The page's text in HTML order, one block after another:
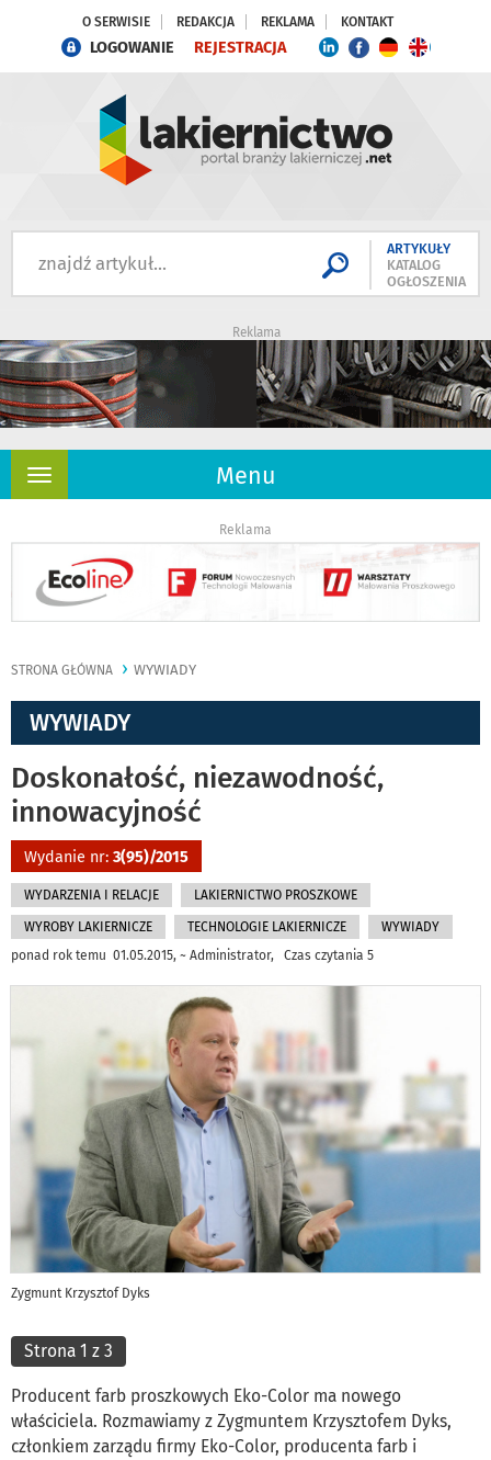
O SERWISIE REDAKCJA REKLAMA KONTAKT
LOGOWANIE REJESTRACJA
ARTYKUŁY
KATALOG
OGŁOSZENIA
Reklama
Menu
Rozwiń
Reklama
STRONA GŁÓWNA WYWIADY
WYWIADY
Doskonałość, niezawodność,
innowacyjność
Wydanie nr: 3(95)/2015
WYDARZENIA I RELACJE LAKIERNICTWO PROSZKOWE
WYROBY LAKIERNICZE TECHNOLOGIE LAKIERNICZE
WYWIADY
ponad rok temu 01.05.2015, ~ Administrator, Czas czytania 5
Zygmunt Krzysztof Dyks
Strona 1 z 3
Producent farb proszkowych Eko-Color ma nowego
właściciela. Rozmawiamy z Zygmuntem Krzysztofem Dyks,
członkiem zarządu firmy Eko-Color, producenta farb i